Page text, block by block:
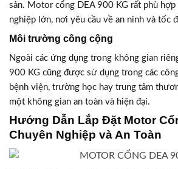
sản. Motor cổng DEA 900 KG rất phù hợp
nghiệp lớn, nơi yêu cầu về an ninh và tốc
Môi trường công cộng
Ngoài các ứng dụng trong không gian
900 KG cũng được sử dụng trong các
bệnh viện, trường học hay trung tâm
một không gian an toàn và hiện đại.
Hướng Dẫn Lắp Đặt Motor
Chuyên Nghiệp và An Toàn